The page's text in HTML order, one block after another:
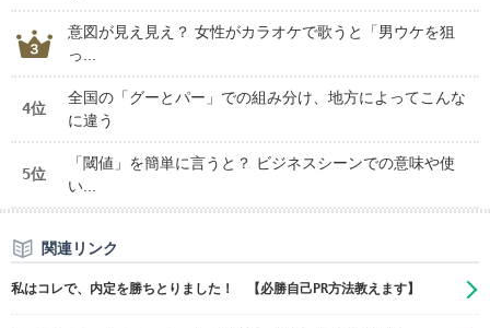
意図が見え見え？ 女性がカラオケで歌うと「男ウケを狙
っ...
4位
全国の「グーとパー」での組み分け、地方によってこんな
に違う
5位
「閾値」を簡単に言うと？ ビジネスシーンでの意味や使
い...
関連リンク
私はコレで、内定を勝ちとりました！ 【必勝自己PR方法教えます】